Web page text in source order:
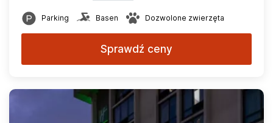
Parking Basen Dozwolone zwierzęta
Sprawdź ceny